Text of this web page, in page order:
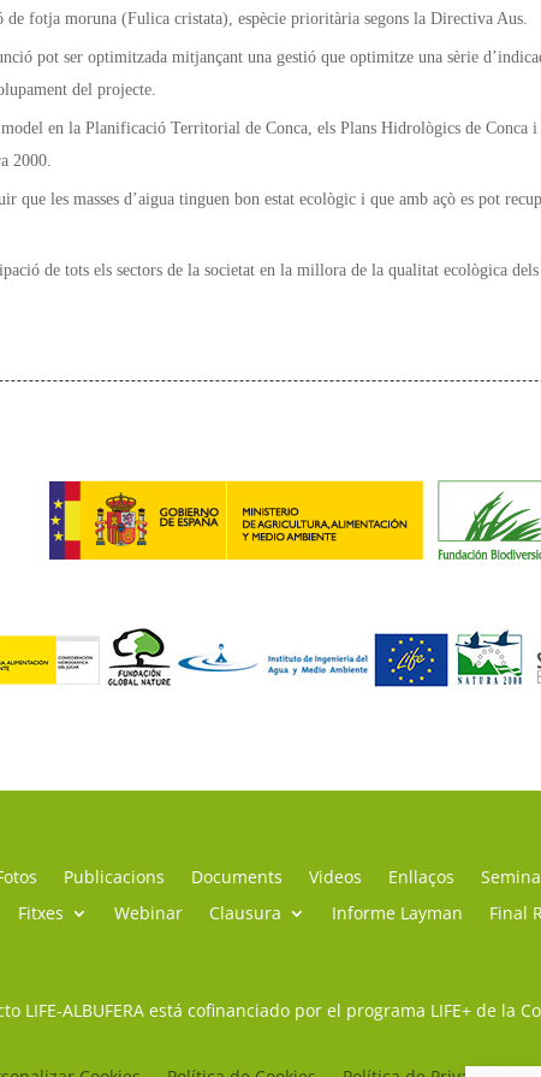
fotja moruna (Fulica cristata), espècie prioritària segons la Directiva Aus.
pot ser optimitzada mitjançant una gestió que optimitze una sèrie
del projecte.
en la Planificació Territorial de Conca, els Plans Hidrològics de Conca i
2000.
que les masses d’aigua tinguen bon estat ecològic i que amb açò es pot
de tots els sectors de la societat en la millora de la qualitat ecològica dels
Publicacions Documents Videos Enllaços
Fitxes
Webinar Clausura Informe Layman Final
LIFE-ALBUFERA está cofinanciado por el programa LIFE+ de la